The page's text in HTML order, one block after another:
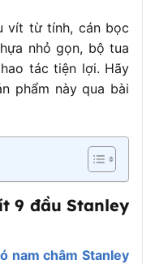
có khía chống trơn,
hoạt, kết nối nhanh
gọn, có ngăn riêng
vít từ tính, cán bọc
nhỏ gọn, bộ tua
tác tiện lợi. Hãy
phẩm này qua bài
9 đầu Stanley
nam châm Stanley